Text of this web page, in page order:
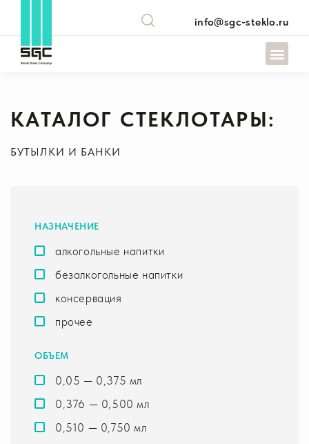
info@sgc-steklo.ru
КАТАЛОГ СТЕКЛОТАРЫ:
БУТЫЛКИ И БАНКИ
НАЗНАЧЕНИЕ
алкогольные напитки
безалкогольные напитки
консервация
прочее
ОБЪЕМ
0,05 — 0,375 мл
0,376 — 0,500 мл
0,510 — 0,750 мл